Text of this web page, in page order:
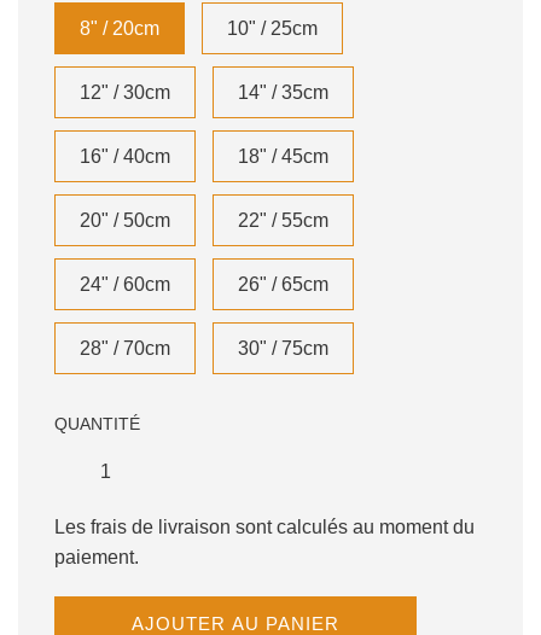
8" / 20cm 10" / 25cm
12" / 30cm 14" / 35cm
16" / 40cm 18" / 45cm
20" / 50cm 22" / 55cm
24" / 60cm 26" / 65cm
28" / 70cm 30" / 75cm
QUANTITÉ
Les frais de livraison sont calculés au moment du
paiement.
C
AJOUTER AU PANIER